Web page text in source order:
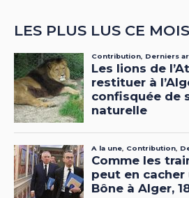
LES PLUS LUS CE MOIS